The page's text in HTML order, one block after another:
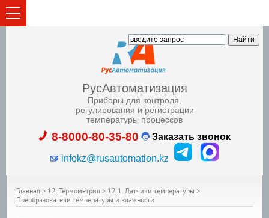
РусАвтоматизация
Приборы для контроля,
регулирования и регистрации
температуры процессов
8-8000-80-35-80 Заказать звонок
infokz@rusautomation.kz
Главная > 12. Термометрия > 12.1. Датчики температуры >
Преобразователи температуры и влажности